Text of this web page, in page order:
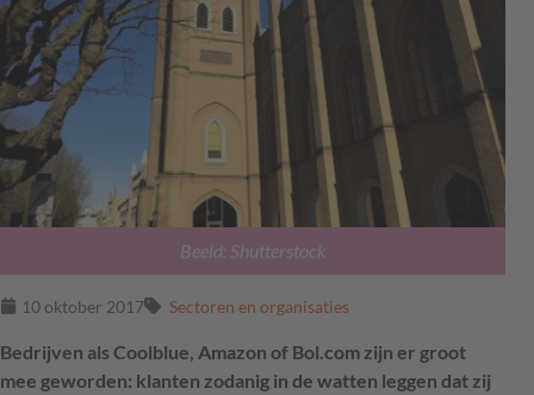
Beeld: Shutterstock
10 oktober 2017 Sectoren en organisaties
Bedrijven als Coolblue, Amazon of Bol.com zijn er groot
mee geworden: klanten zodanig in de watten leggen dat zij